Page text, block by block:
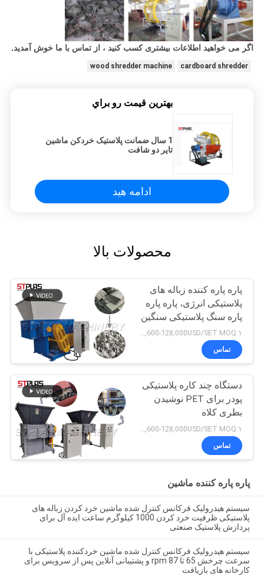
اگر می خواهید اطلاعات بیشتری کسب کنید ، از تماس با ما خوش آمدید.
cardboard shredder
wood shredder machine
بهترين قيمت رو براي
1 سال ضمانت پلاستیک خردکن ماشین
تایر دو شافت
ادامه هید
محصولات بالا
پاره پاره کننده زباله های
پلاستیکی انرژی، پاره پاره
پاره سنگ پلاستیکی سنگین
9,600-128,000USD/SET MOQ:۱ عدد
تماس
دستگاه چند کاره پلاستیکی
پودر برای PET نوشیدن
بطری کلاه
9,600-128,000USD/SET MOQ:۱ عدد
تماس
پاره پاره کننده ماشین
سیستم هیدرولیک فرکانس کنترل شده ماشین خرد کردن زباله های
پلاستیکی ظرفیت خرد کردن 1000 کیلوگرم ساعت ایده آل برای
پردازش پلاستیک صنعتی
سیستم هیدرولیک فرکانس کنترل شده ماشین خردکننده پلاستیکی با
سرعت چرخش 65 تا 87 rpm و پشتیبانی آنلاین پس از سرویس برای
کارخانه های بازیافت